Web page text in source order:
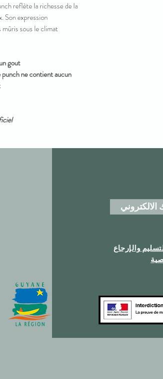
reflète la richesse de la
Son expression
sous le climat
gout
ne contient aucun
والإرجاع